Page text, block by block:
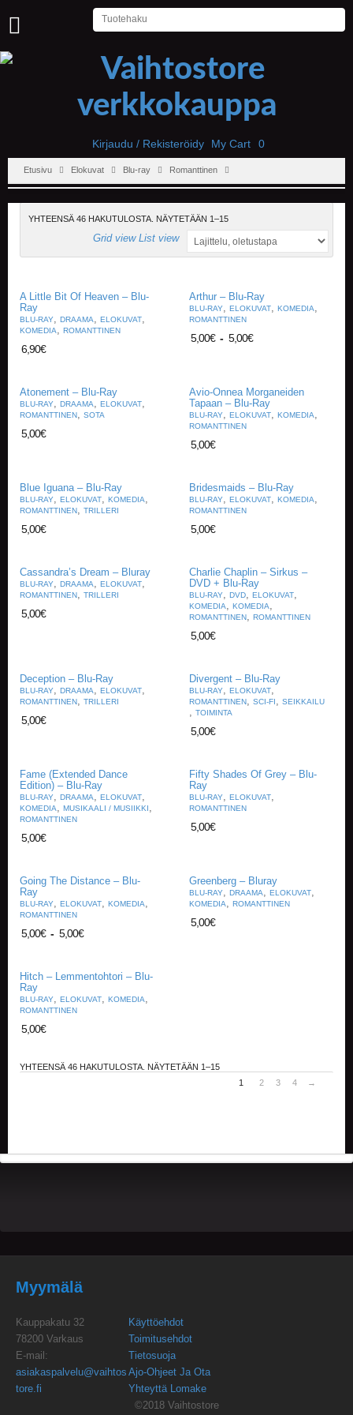
U
U
T
U
N
G
I
O
Kirjaudu / Rekisteröidy My Cart 0
Etusivu Elokuvat Blu-ray Romanttinen
YHTEENSÄ 46 HAKUTULOSTA. NÄYTETÄÄN 1–15
Grid view List view
A Little Bit Of Heaven – Blu-
Ray
BLU-RAY, DRAAMA, ELOKUVAT,
KOMEDIA, ROMANTTINEN
6,90€
Arthur – Blu-Ray
BLU-RAY, ELOKUVAT, KOMEDIA,
ROMANTTINEN
5,00€ - 5,00€
Atonement – Blu-Ray
BLU-RAY, DRAAMA, ELOKUVAT,
ROMANTTINEN, SOTA
5,00€
Avio-Onnea Morganeiden
Tapaan – Blu-Ray
BLU-RAY, ELOKUVAT, KOMEDIA,
ROMANTTINEN
5,00€
Blue Iguana – Blu-Ray
BLU-RAY, ELOKUVAT, KOMEDIA,
ROMANTTINEN, TRILLERI
5,00€
Bridesmaids – Blu-Ray
BLU-RAY, ELOKUVAT, KOMEDIA,
ROMANTTINEN
5,00€
Cassandra’s Dream – Bluray
BLU-RAY, DRAAMA, ELOKUVAT,
ROMANTTINEN, TRILLERI
5,00€
Charlie Chaplin – Sirkus –
DVD + Blu-Ray
BLU-RAY, DVD, ELOKUVAT,
KOMEDIA, KOMEDIA,
ROMANTTINEN, ROMANTTINEN
5,00€
Deception – Blu-Ray
BLU-RAY, DRAAMA, ELOKUVAT,
ROMANTTINEN, TRILLERI
5,00€
Divergent – Blu-Ray
BLU-RAY, ELOKUVAT,
ROMANTTINEN, SCI-FI, SEIKKAILU
, TOIMINTA
5,00€
Fame (Extended Dance
Edition) – Blu-Ray
BLU-RAY, DRAAMA, ELOKUVAT,
KOMEDIA, MUSIKAALI / MUSIIKKI,
ROMANTTINEN
5,00€
Fifty Shades Of Grey – Blu-
Ray
BLU-RAY, ELOKUVAT,
ROMANTTINEN
5,00€
Going The Distance – Blu-
Ray
BLU-RAY, ELOKUVAT, KOMEDIA,
ROMANTTINEN
5,00€ - 5,00€
Greenberg – Bluray
BLU-RAY, DRAAMA, ELOKUVAT,
KOMEDIA, ROMANTTINEN
5,00€
Hitch – Lemmentohtori – Blu-
Ray
BLU-RAY, ELOKUVAT, KOMEDIA,
ROMANTTINEN
5,00€
YHTEENSÄ 46 HAKUTULOSTA. NÄYTETÄÄN 1–15
1
2 3 4 →
Myymälä
Kauppakatu 32
78200 Varkaus
E-mail:
asiakaspalvelu@vaihtos
tore.fi
Käyttöehdot
Toimitusehdot
Tietosuoja
Ajo-Ohjeet Ja Ota
Yhteyttä Lomake
©2018 Vaihtostore